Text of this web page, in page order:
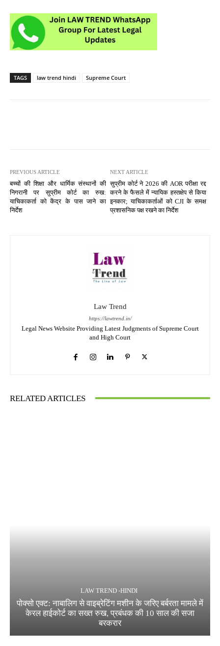
TAGS law trend hindi Supreme Court
PREVIOUS ARTICLE
बच्चों की शिक्षा और धार्मिक संस्थानों की
निगरानी पर सुप्रीम कोर्ट का रुख:
याचिकाकर्ता को केंद्र के पास जाने का
निर्देश
NEXT ARTICLE
सुप्रीम कोर्ट ने 2026 की AOR परीक्षा रद्द
करने के फैसले में न्यायिक हस्तक्षेप से किया
इनकार; याचिकाकर्ताओं को CJI के समक्ष
प्रशासनिक पक्ष रखने का निर्देश
Law Trend
https://lawtrend.in/
Legal News Website Providing Latest Judgments of Supreme Court
and High Court
RELATED ARTICLES
LAW TREND -HINDI
पोक्सो एक्ट: नाबालिग से वाइब्रेटिंग मशीन के जरिए बर्बरता मामले में
केरल हाईकोर्ट का सख्त रुख, प्रबंधक की 10 साल की सजा
बरकरार